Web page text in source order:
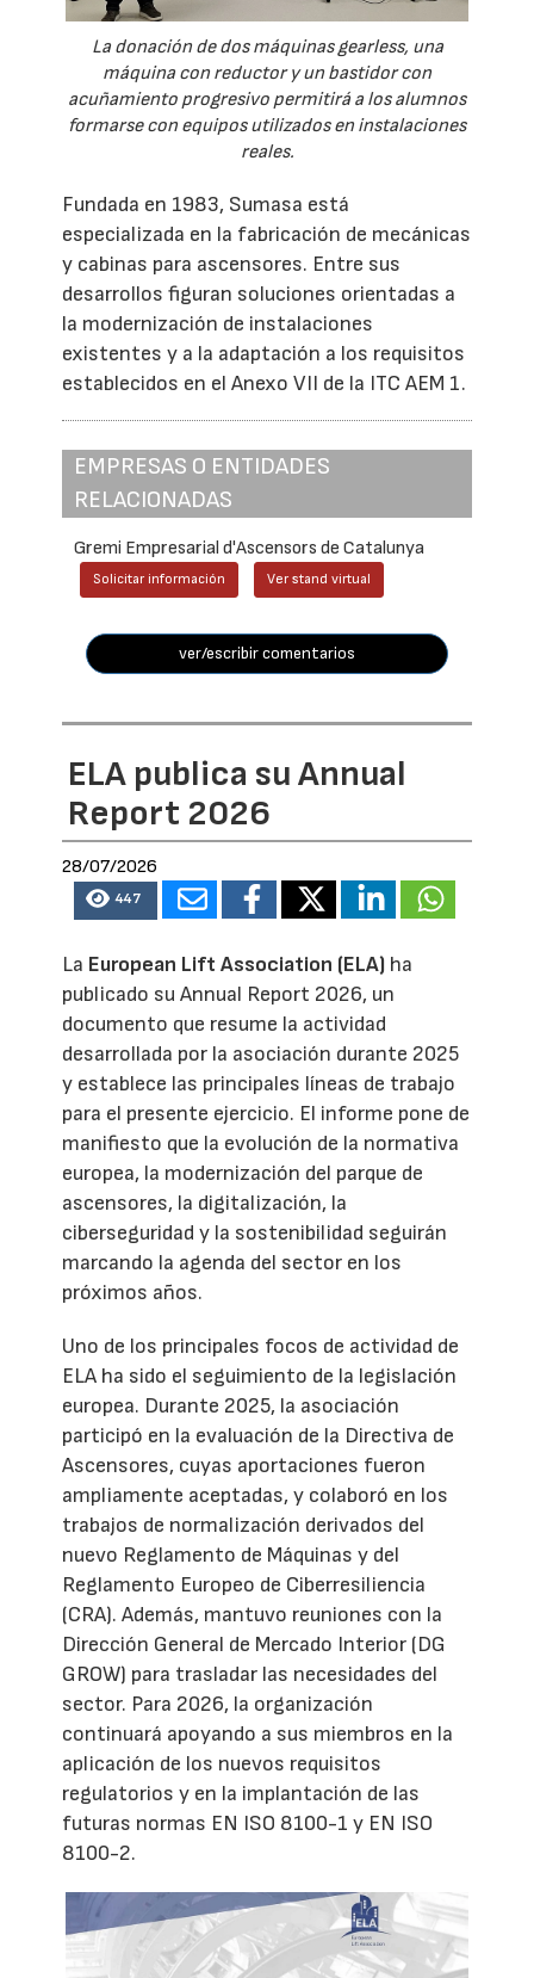
La donación de dos máquinas gearless, una
máquina con reductor y un bastidor con
acuñamiento progresivo permitirá a los alumnos
formarse con equipos utilizados en instalaciones
reales.
Fundada en 1983, Sumasa está
especializada en la fabricación de mecánicas
y cabinas para ascensores. Entre sus
desarrollos figuran soluciones orientadas a
la modernización de instalaciones
existentes y a la adaptación a los requisitos
establecidos en el Anexo VII de la ITC AEM 1.
EMPRESAS O ENTIDADES
RELACIONADAS
Gremi Empresarial d'Ascensors de Catalunya
Solicitar información Ver stand virtual
ver/escribir comentarios
ELA publica su Annual
Report 2026
28/07/2026
447
La European Lift Association (ELA) ha
publicado su Annual Report 2026, un
documento que resume la actividad
desarrollada por la asociación durante 2025
y establece las principales líneas de trabajo
para el presente ejercicio. El informe pone de
manifiesto que la evolución de la normativa
europea, la modernización del parque de
ascensores, la digitalización, la
ciberseguridad y la sostenibilidad seguirán
marcando la agenda del sector en los
próximos años.
Uno de los principales focos de actividad de
ELA ha sido el seguimiento de la legislación
europea. Durante 2025, la asociación
participó en la evaluación de la Directiva de
Ascensores, cuyas aportaciones fueron
ampliamente aceptadas, y colaboró en los
trabajos de normalización derivados del
nuevo Reglamento de Máquinas y del
Reglamento Europeo de Ciberresiliencia
(CRA). Además, mantuvo reuniones con la
Dirección General de Mercado Interior (DG
GROW) para trasladar las necesidades del
sector. Para 2026, la organización
continuará apoyando a sus miembros en la
aplicación de los nuevos requisitos
regulatorios y en la implantación de las
futuras normas EN ISO 8100-1 y EN ISO
8100-2.